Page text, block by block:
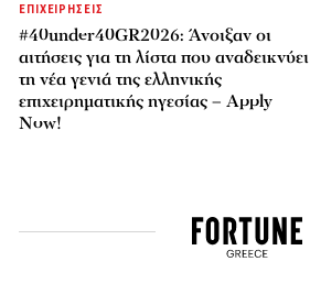
ΕΠΙΧΕΙΡΗΣΕΙΣ
#40under40GR2026: Άνοιξαν οι
αιτήσεις για τη λίστα που αναδεικνύει
τη νέα γενιά της ελληνικής
επιχειρηματικής ηγεσίας – Apply
Now!